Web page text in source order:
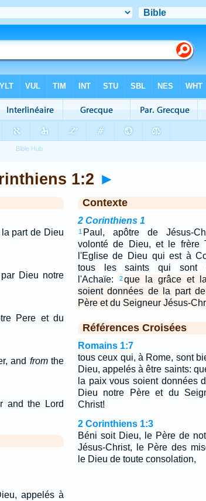
1:2 ►
part de Dieu
Dieu notre
Pere et du
and fromthe
and the Lord
appelés à
Contexte
2 Corinthiens 1
1 Paul, apôtre de Jésus-
volonté de Dieu, et le frère
l'Eglise de Dieu qui est à
tous les saints qui sont
l'Achaïe:
2que la grâce et
soient données de la part
Père et du Seigneur Jésus-
Références Croisées
Romains 1:7
tous ceux qui, à Rome, sont
Dieu, appelés à être saints:
la paix vous soient données
Dieu notre Père et du
Christ!
2 Corinthiens 1:3
Béni soit Dieu, le Père de
Jésus-Christ, le Père des
le Dieu de toute consolation,